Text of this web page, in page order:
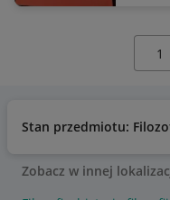
Stan przedmiotu:
Zobacz w innej